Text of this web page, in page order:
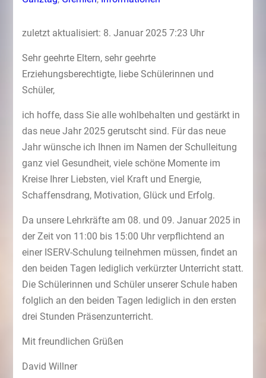
zuletzt aktualisiert: 8. Januar 2025 7:23 Uhr
Sehr geehrte Eltern, sehr geehrte
Erziehungsberechtigte, liebe Schülerinnen und
Schüler,
ich hoffe, dass Sie alle wohlbehalten und gestärkt in
das neue Jahr 2025 gerutscht sind. Für das neue
Jahr wünsche ich Ihnen im Namen der Schulleitung
ganz viel Gesundheit, viele schöne Momente im
Kreise Ihrer Liebsten, viel Kraft und Energie,
Schaffensdrang, Motivation, Glück und Erfolg.
Da unsere Lehrkräfte am 08. und 09. Januar 2025 in
der Zeit von 11:00 bis 15:00 Uhr verpflichtend an
einer ISERV-Schulung teilnehmen müssen, findet an
den beiden Tagen lediglich verkürzter Unterricht statt.
Die Schülerinnen und Schüler unserer Schule haben
folglich an den beiden Tagen lediglich in den ersten
drei Stunden Präsenzunterricht.
Mit freundlichen Grüßen
David Willner